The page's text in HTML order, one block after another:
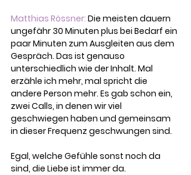
Matthias Rössner: Die meisten dauern
ungefähr 30 Minuten plus bei Bedarf ein
paar Minuten zum Ausgleiten aus dem
Gespräch. Das ist genauso
unterschiedlich wie der Inhalt. Mal
erzähle ich mehr, mal spricht die
andere Person mehr. Es gab schon ein,
zwei Calls, in denen wir viel
geschwiegen haben und gemeinsam
in dieser Frequenz geschwungen sind.
Egal, welche Gefühle sonst noch da
sind, die Liebe ist immer da.